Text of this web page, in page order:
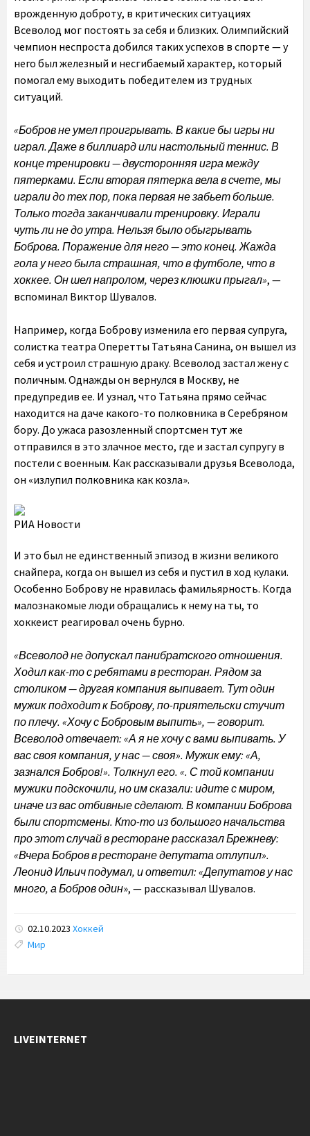
врожденную доброту, в критических ситуациях
Всеволод мог постоять за себя и близких. Олимпийский
чемпион неспроста добился таких успехов в спорте — у
него был железный и несгибаемый характер, который
помогал ему выходить победителем из трудных
ситуаций.
«Бобров не умел проигрывать. В какие бы игры ни
играл. Даже в биллиард или настольный теннис. В
конце тренировки — двусторонняя игра между
пятерками. Если вторая пятерка вела в счете, мы
играли до тех пор, пока первая не забьет больше.
Только тогда заканчивали тренировку. Играли
чуть ли не до утра. Нельзя было обыгрывать
Боброва. Поражение для него — это конец. Жажда
гола у него была страшная, что в футболе, что в
хоккее. Он шел напролом, через клюшки прыгал», —
вспоминал Виктор Шувалов.
Например, когда Боброву изменила его первая супруга,
солистка театра Оперетты Татьяна Санина, он вышел из
себя и устроил страшную драку. Всеволод застал жену с
поличным. Однажды он вернулся в Москву, не
предупредив ее. И узнал, что Татьяна прямо сейчас
находится на даче какого-то полковника в Серебряном
бору. До ужаса разозленный спортсмен тут же
отправился в это злачное место, где и застал супругу в
постели с военным. Как рассказывали друзья Всеволода,
он «излупил полковника как козла».
РИА Новости
И это был не единственный эпизод в жизни великого
снайпера, когда он вышел из себя и пустил в ход кулаки.
Особенно Боброву не нравилась фамильярность. Когда
малознакомые люди обращались к нему на ты, то
хоккеист реагировал очень бурно.
«Всеволод не допускал панибратского отношения.
Ходил как-то с ребятами в ресторан. Рядом за
столиком — другая компания выпивает. Тут один
мужик подходит к Боброву, по-приятельски стучит
по плечу. «Хочу с Бобровым выпить», — говорит.
Всеволод отвечает: «А я не хочу с вами выпивать. У
вас своя компания, у нас — своя». Мужик ему: «А,
зазнался Бобров!». Толкнул его. «. С той компании
мужики подскочили, но им сказали: идите с миром,
иначе из вас отбивные сделают. В компании Боброва
были спортсмены. Кто-то из большого начальства
про этот случай в ресторане рассказал Брежневу:
«Вчера Бобров в ресторане депутата отлупил».
Леонид Ильич подумал, и ответил: «Депутатов у нас
много, а Бобров один», — рассказывал Шувалов.
02.10.2023 Хоккей
Tags:
Мир
LIVEINTERNET